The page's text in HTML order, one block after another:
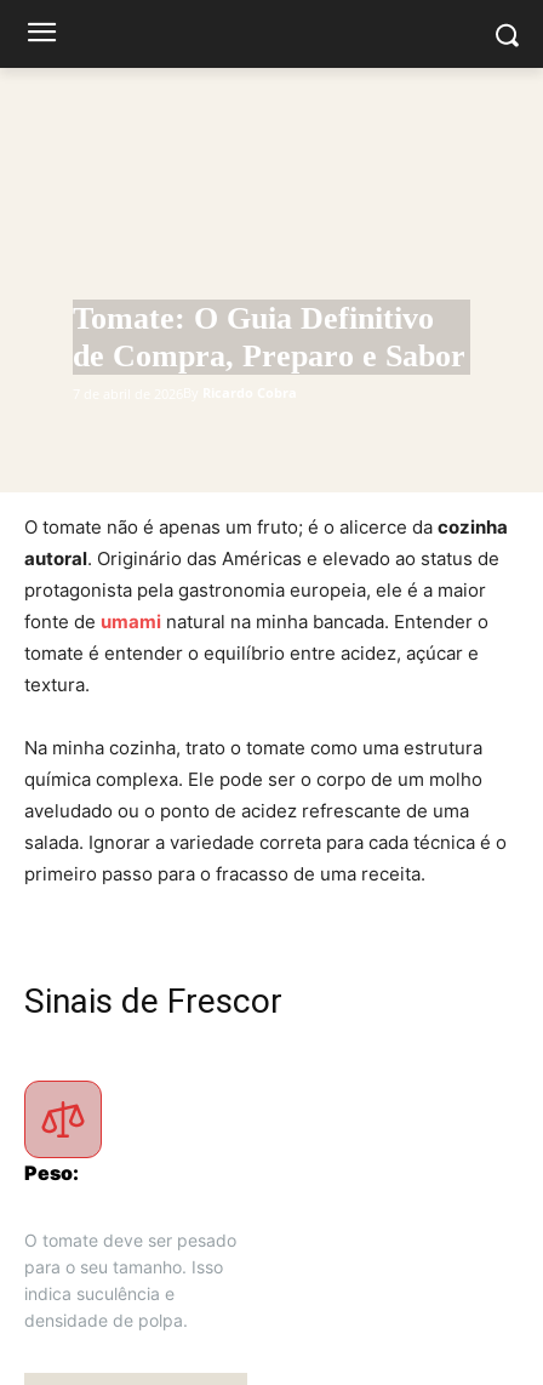
Tomate: O Guia Definitivo
de Compra, Preparo e Sabor
O tomate não é apenas um fruto; é o alicerce da cozinha
autoral. Originário das Américas e elevado ao status de
protagonista pela gastronomia europeia, ele é a maior
fonte de umami natural na minha bancada. Entender o
tomate é entender o equilíbrio entre acidez, açúcar e
textura.
Na minha cozinha, trato o tomate como uma estrutura
química complexa. Ele pode ser o corpo de um molho
aveludado ou o ponto de acidez refrescante de uma
salada. Ignorar a variedade correta para cada técnica é o
primeiro passo para o fracasso de uma receita.
Sinais de Frescor
Peso:
O tomate deve ser pesado
para o seu tamanho. Isso
indica suculência e
densidade de polpa.